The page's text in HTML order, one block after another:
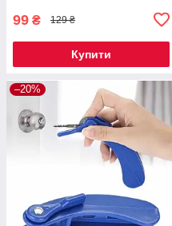
99 ₴ 129 ₴
Купити
–20%